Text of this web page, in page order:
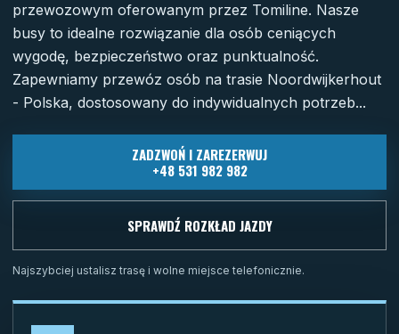
przewozowym oferowanym przez Tomiline. Nasze
busy to idealne rozwiązanie dla osób ceniących
wygodę, bezpieczeństwo oraz punktualność.
Zapewniamy przewóz osób na trasie Noordwijkerhout
- Polska, dostosowany do indywidualnych potrzeb...
ZADZWOŃ I ZAREZERWUJ
+48 531 982 982
SPRAWDŹ ROZKŁAD JAZDY
Najszybciej ustalisz trasę i wolne miejsce telefonicznie.